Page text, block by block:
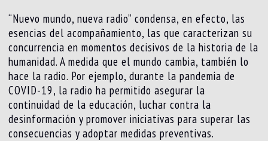
“Nuevo mundo, nueva radio” condensa, en efecto, las
esencias del acompañamiento, las que caracterizan su
concurrencia en momentos decisivos de la historia de la
humanidad. A medida que el mundo cambia, también lo
hace la radio. Por ejemplo, durante la pandemia de
COVID-19, la radio ha permitido asegurar la
continuidad de la educación, luchar contra la
desinformación y promover iniciativas para superar las
consecuencias y adoptar medidas preventivas.